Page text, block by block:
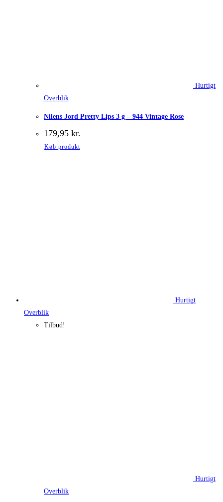
Hurtigt
Overblik
Nilens Jord Pretty Lips 3 g – 944 Vintage Rose
179,95 kr.
Køb produkt
Hurtigt
Overblik
Tilbud!
Hurtigt
Overblik